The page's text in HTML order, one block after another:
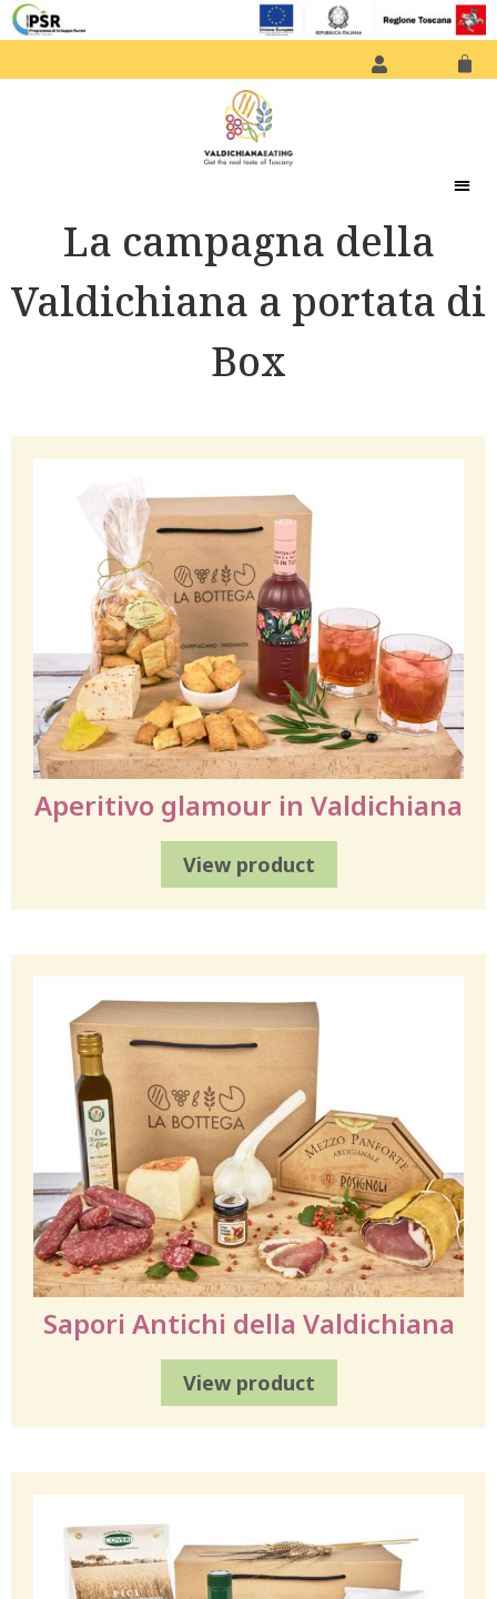
La campagna della
Valdichiana a portata di
Box
Aperitivo glamour in Valdichiana
View product
Sapori Antichi della Valdichiana
View product